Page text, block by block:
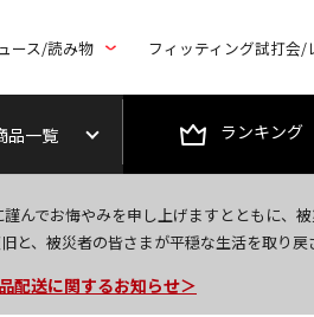
ース/読み物 フィッティング試打会/
品一覧 ランキング
んでお悔やみを申し上げますとともに、
と、被災者の皆さまが平穏な生活を取り戻
配送に関するお知らせ＞